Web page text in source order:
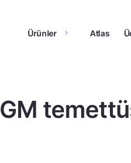
Ürünler Atlas
GM